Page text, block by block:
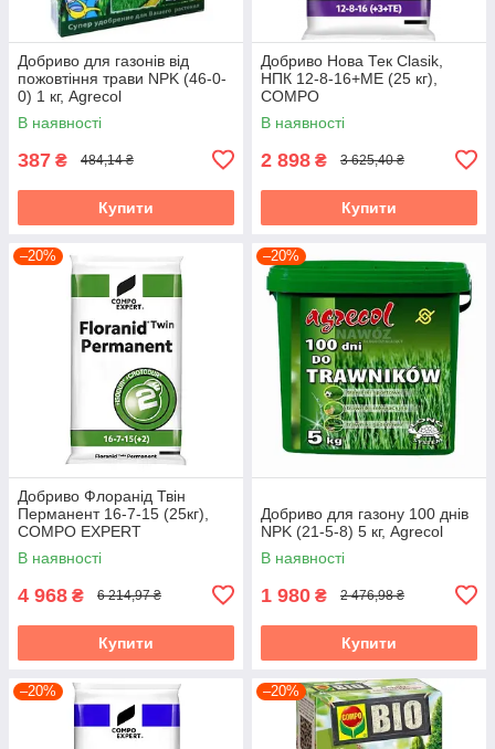
Добриво для газонів від
пожовтіння трави NPK (46-0-
0) 1 кг, Agrecol
В наявності
387 ₴ 484,14 ₴
Купити
Добриво Нова Тек Clasik,
НПК 12-8-16+МЕ (25 кг),
COMPO
В наявності
2 898 ₴ 3 625,40 ₴
Купити
–20%
Добриво Флоранід Твін
Перманент 16-7-15 (25кг),
COMPO EXPERT
В наявності
4 968 ₴ 6 214,97 ₴
Купити
–20%
Добриво для газону 100 днів
NPK (21-5-8) 5 кг, Agrecol
В наявності
1 980 ₴ 2 476,98 ₴
Купити
–20% –20%